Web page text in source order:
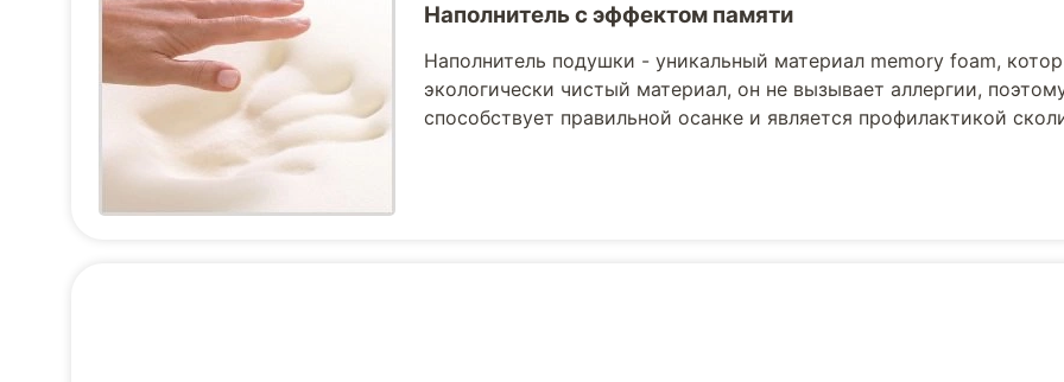
Наполнитель с эффектом памяти
Наполнитель подушки - уникальный материал memory foam,
экологически чистый материал, он не вызывает аллергии,
способствует правильной осанке и является профилактикой